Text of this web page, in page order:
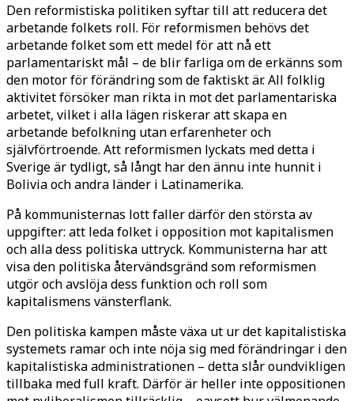
Den reformistiska politiken syftar till att reducera det
arbetande folkets roll. För reformismen behövs det
arbetande folket som ett medel för att nå ett
parlamentariskt mål – de blir farliga om de erkänns som
den motor för förändring som de faktiskt är. All folklig
aktivitet försöker man rikta in mot det parlamentariska
arbetet, vilket i alla lägen riskerar att skapa en
arbetande befolkning utan erfarenheter och
självförtroende. Att reformismen lyckats med detta i
Sverige är tydligt, så långt har den ännu inte hunnit i
Bolivia och andra länder i Latinamerika.
På kommunisternas lott faller därför den största av
uppgifter: att leda folket i opposition mot kapitalismen
och alla dess politiska uttryck. Kommunisterna har att
visa den politiska återvändsgränd som reformismen
utgör och avslöja dess funktion och roll som
kapitalismens vänsterflank.
Den politiska kampen måste växa ut ur det kapitalistiska
systemets ramar och inte nöja sig med förändringar i den
kapitalistiska administrationen – detta slår oundvikligen
tillbaka med full kraft. Därför är heller inte oppositionen